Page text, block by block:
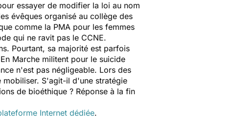
essayer de modifier la loi au nom
évêques organisé au collège des
comme la PMA pour les femmes
qui ne ravit pas le CCNE.
Pourtant, sa majorité est parfois
Marche militent pour le suicide
n'est pas négligeable. Lors des
S'agit-il d'une stratégie
de bioéthique ? Réponse à la fin
Internet dédiée.